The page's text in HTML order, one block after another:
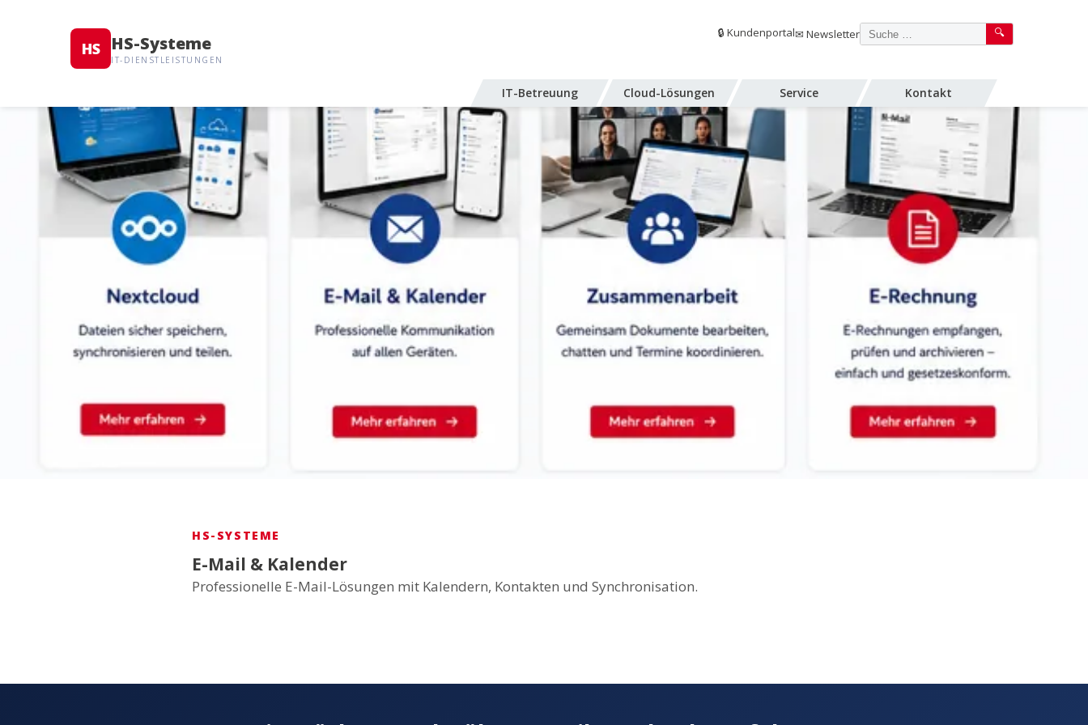
HS HS-Systeme
IT-DIENSTLEISTUNGEN
🔒 Kundenportal✉ Newsletter 🔍
IT-Betreuung Cloud-Lösungen Service Kontakt
HS-SYSTEME
E-Mail & Kalender
Professionelle E-Mail-Lösungen mit Kalendern, Kontakten und Synchronisation.